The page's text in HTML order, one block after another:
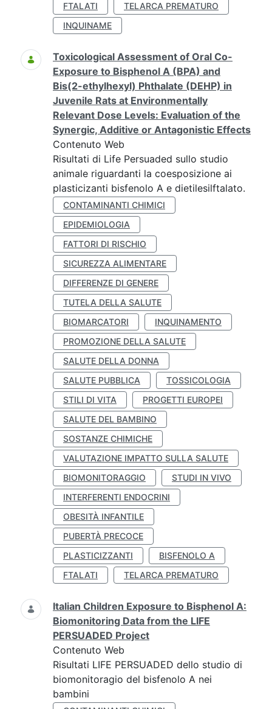
FTALATI
TELARCA PREMATURO
INQUINAME
Toxicological Assessment of Oral Co-
Exposure to Bisphenol A (BPA) and
Bis(2-ethylhexyl) Phthalate (DEHP) in
Juvenile Rats at Environmentally
Relevant Dose Levels: Evaluation of the
Synergic, Additive or Antagonistic Effects
Contenuto Web
Risultati di Life Persuaded sullo studio
animale riguardanti la coesposizione ai
plasticizanti bisfenolo A e dietilesilftalato.
CONTAMINANTI CHIMICI
EPIDEMIOLOGIA
FATTORI DI RISCHIO
SICUREZZA ALIMENTARE
DIFFERENZE DI GENERE
TUTELA DELLA SALUTE
BIOMARCATORI
INQUINAMENTO
PROMOZIONE DELLA SALUTE
SALUTE DELLA DONNA
SALUTE PUBBLICA
TOSSICOLOGIA
STILI DI VITA
PROGETTI EUROPEI
SALUTE DEL BAMBINO
SOSTANZE CHIMICHE
VALUTAZIONE IMPATTO SULLA SALUTE
BIOMONITORAGGIO
STUDI IN VIVO
INTERFERENTI ENDOCRINI
OBESITÀ INFANTILE
PUBERTÀ PRECOCE
PLASTICIZZANTI
BISFENOLO A
FTALATI
TELARCA PREMATURO
Italian Children Exposure to Bisphenol A:
Biomonitoring Data from the LIFE
PERSUADED Project
Contenuto Web
Risultati LIFE PERSUADED dello studio di
biomonitoragio del bisfenolo A nei
bambini